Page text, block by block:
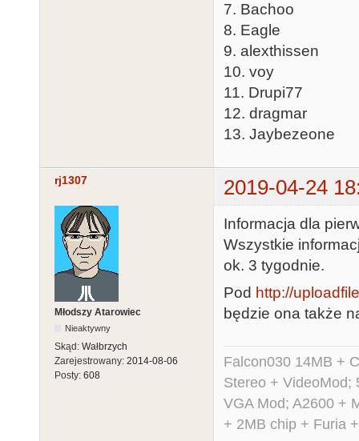
7. Bachoo
8. Eagle
9. alexthissen
10. voy
11. Drupi77
12. dragmar
13. Jaybezeone
rj1307 2019-04-24
Młodszy Atarowiec
Nieaktywny
Skąd: Wałbrzych
Zarejestrowany: 2014-08-06
Posty: 608
Informacja dla
Wszystkie
ok. 3 tygodnie.
Pod http://
będzie ona także
Falcon030 14MB +
Stereo + VideoMod;
VGA Mod; A2600 +
+ 2MB chip + Furia